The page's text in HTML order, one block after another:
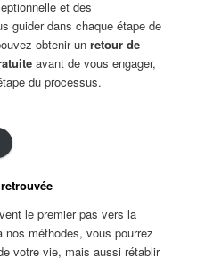
et des
guider dans chaque étape de
obtenir unretour de
avant de vous engager,
du processus.
le premier pas vers la
nos méthodes, vous pourrez
votre vie, mais aussi rétablir